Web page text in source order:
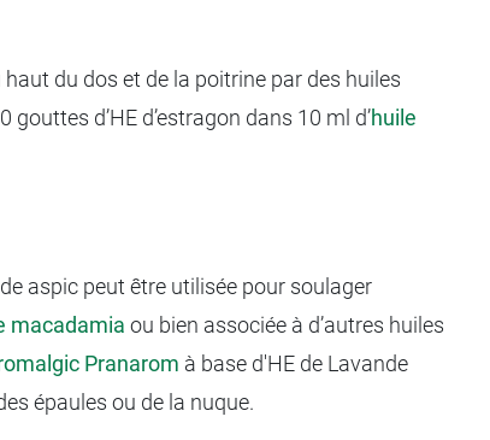
haut du dos et de la poitrine par des huiles
d’HE d’estragon dans 10 ml d’huile
aspic peut être utilisée pour soulager
macadamia ou bien associée à d’autres huiles
Pranarom à base d'HE de Lavande
épaules ou de la nuque.